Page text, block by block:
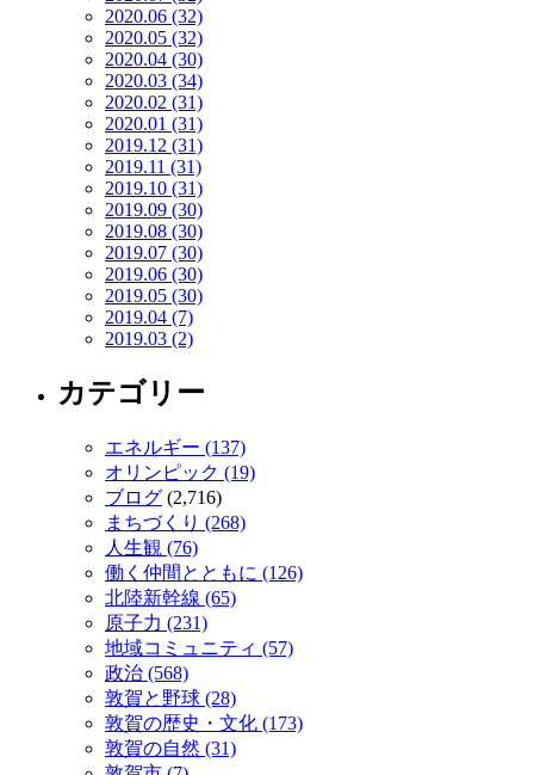
2020.06 (32)
2020.05 (32)
2020.04 (30)
2020.03 (34)
2020.02 (31)
2020.01 (31)
2019.12 (31)
2019.11 (31)
2019.10 (31)
2019.09 (30)
2019.08 (30)
2019.07 (30)
2019.06 (30)
2019.05 (30)
2019.04 (7)
2019.03 (2)
カテゴリー
エネルギー (137)
オリンピック (19)
ブログ (2,716)
まちづくり (268)
人生観 (76)
働く仲間とともに (126)
北陸新幹線 (65)
原子力 (231)
地域コミュニティ (57)
政治 (568)
敦賀と野球 (28)
敦賀の歴史・文化 (173)
敦賀の自然 (31)